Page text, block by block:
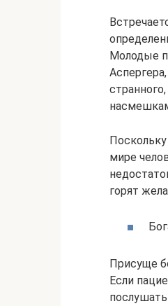
Молодые
мире
горят
Присуще
Если